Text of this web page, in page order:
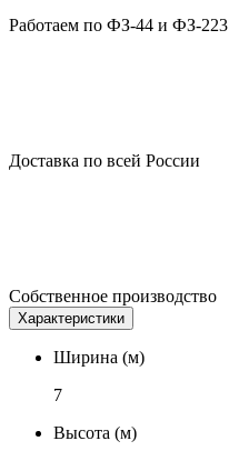
Работаем по ФЗ-44 и ФЗ-223
Доставка по всей России
Собственное производство
Характеристики
Ширина (м)
7
Высота (м)